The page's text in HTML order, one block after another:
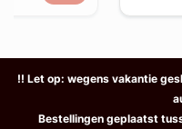
!! Let op: wegens vakantie
Bestellingen geplaatst